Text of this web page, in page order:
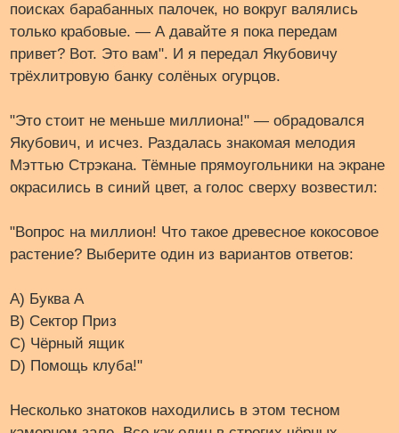
поисках барабанных палочек, но вокруг валялись
только крабовые. — А давайте я пока передам
привет? Вот. Это вам". И я передал Якубовичу
трёхлитровую банку солёных огурцов.
"Это стоит не меньше миллиона!" — обрадовался
Якубович, и исчез. Раздалась знакомая мелодия
Мэттью Стрэкана. Тёмные прямоугольники на экране
окрасились в синий цвет, а голос сверху возвестил:
"Вопрос на миллион! Что такое древесное кокосовое
растение? Выберите один из вариантов ответов:
A) Буква А
B) Сектор Приз
C) Чёрный ящик
D) Помощь клуба!"
Несколько знатоков находились в этом тесном